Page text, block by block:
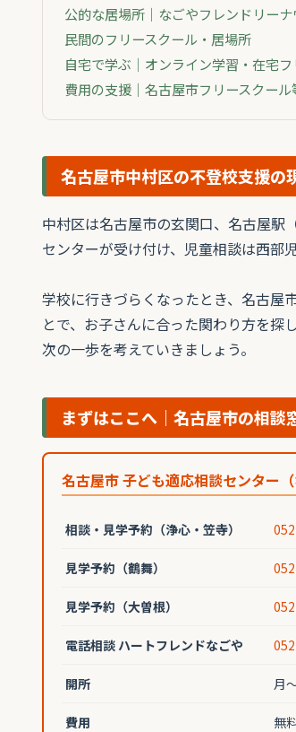
公的な居場所｜なごやフレンドリーナ
民間のフリースクール・居場所
自宅で学ぶ｜オンライン学習・在宅
費用の支援｜名古屋市フリースクー
名古屋市中村区の不登校支援の
中村区は名古屋市の玄関口、名古屋駅
センターが受け付け、児童相談は西部
学校に行きづらくなったとき、名古屋
とで、お子さんに合った関わり方を探
次の一歩を考えていきましょう。
まずはここへ｜名古屋市の相談
名古屋市 子ども適応相談センター
相談・見学予約（浄心・笠寺）
見学予約（鶴舞）
見学予約（大曽根）
電話相談 ハートフレンドなごや
開所 月
費用 無